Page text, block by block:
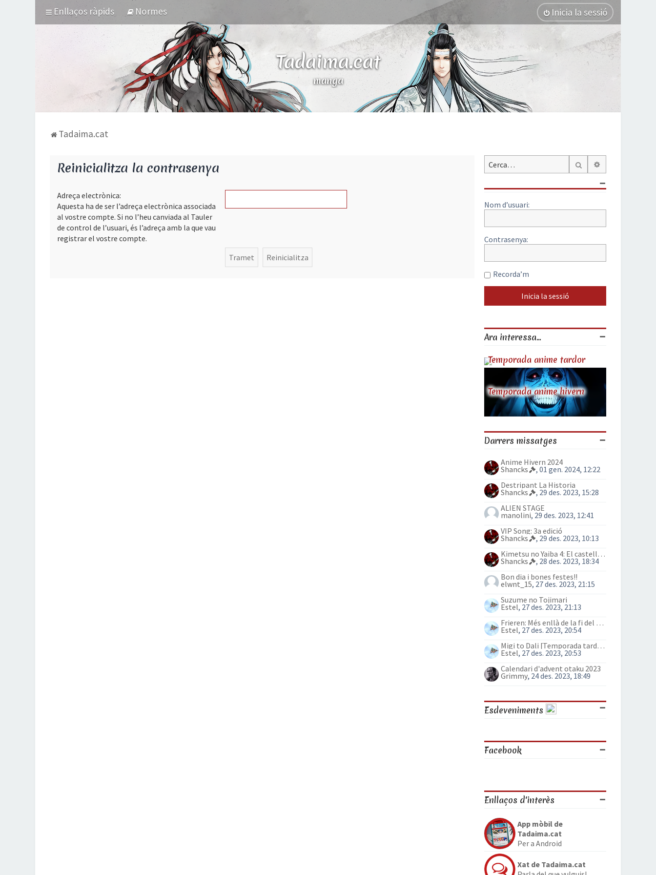
Enllaços ràpids Normes Inicia la sessió
Tadaima.cat
manga
Tadaima.cat
Reinicialitza la contrasenya
Adreça electrònica:
Aquesta ha de ser l’adreça electrònica associada
al vostre compte. Si no l’heu canviada al Tauler
de control de l’usuari, és l’adreça amb la que vau
registrar el vostre compte.
Cerca
Nom d’usuari:
Contrasenya:
Recorda’m
Ara interessa...
Temporada anime tardor
Temporada anime hivern
Darrers missatges
Anime Hivern 2024
Shancks
, 01 gen. 2024, 12:22
Destripant La Historia
Shancks
, 29 des. 2023, 15:28
ALIEN STAGE
manolini, 29 des. 2023, 12:41
VIP Song: 3a edició
Shancks
, 29 des. 2023, 10:13
Kimetsu no Yaiba 4: El castell Infinit
Shancks
, 28 des. 2023, 18:34
Bon dia i bones festes!!
elwnt_15, 27 des. 2023, 21:15
Suzume no Tojimari
Estel, 27 des. 2023, 21:13
Frieren: Més enllà de la fi del viatge (anime)
Estel, 27 des. 2023, 20:54
Migi to Dali [Temporada tardor 2023]
Estel, 27 des. 2023, 20:53
Calendari d'advent otaku 2023
Grimmy, 24 des. 2023, 18:49
Esdeveniments
Facebook
Enllaços d'interès
App mòbil de
Tadaima.cat
Per a Android
Xat de Tadaima.cat